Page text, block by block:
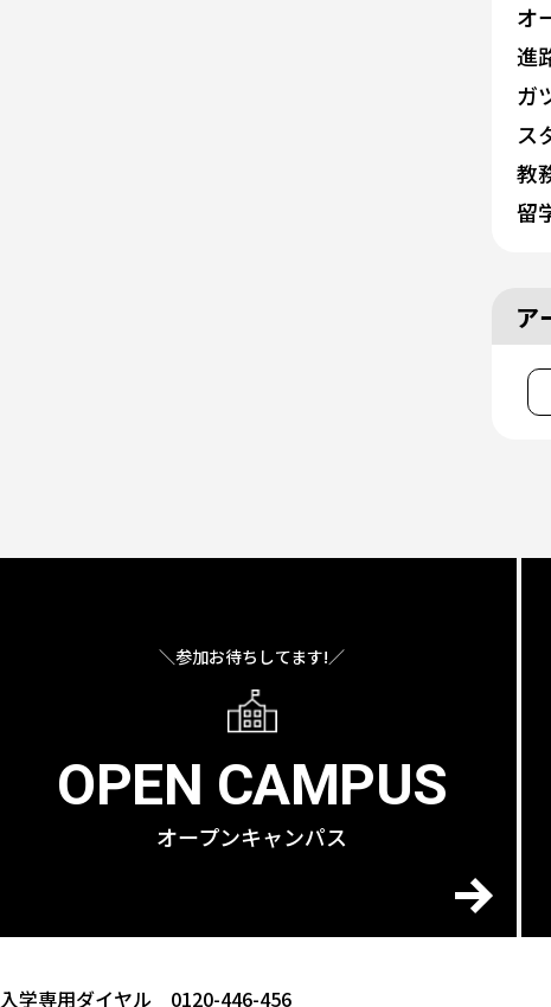
オ
進
ガ
ス
教
留
ア
＼参加お待ちしてます!／
OPEN CAMPUS
オープンキャンパス
入学専用ダイヤル 0120-446-456